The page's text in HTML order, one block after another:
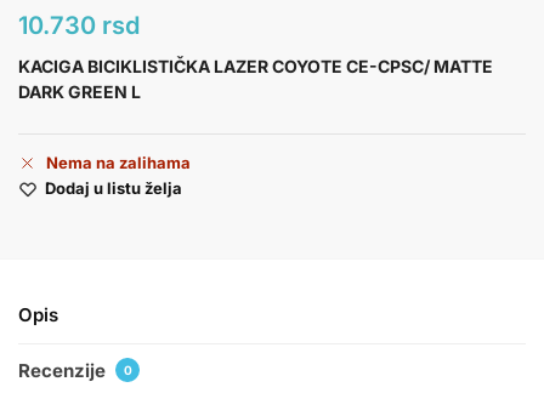
10.730 rsd
KACIGA BICIKLISTIČKA LAZER COYOTE CE-CPSC/ MATTE
DARK GREEN L
Nema na zalihama
Dodaj u listu želja
Opis
Recenzije 0